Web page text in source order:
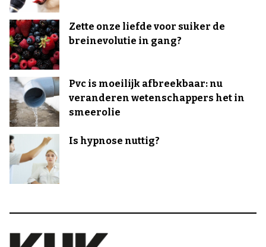
Zette onze liefde voor suiker de
breinevolutie in gang?
Pvc is moeilijk afbreekbaar: nu
veranderen wetenschappers het in
smeerolie
Is hypnose nuttig?